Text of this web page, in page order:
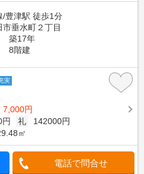
/豊津駅 徒歩1分
市垂水町２丁目
築17年
8階建
実
7,000円
礼
142000円
㎡
電話で問合せ